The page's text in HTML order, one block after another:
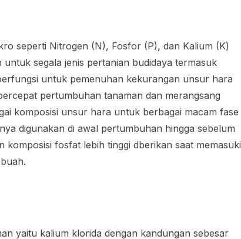
seperti Nitrogen (N), Fosfor (P), dan Kalium (K)
segala jenis pertanian budidaya termasuk
untuk pemenuhan kekurangan unsur hara
pertumbuhan tanaman dan merangsang
komposisi unsur hara untuk berbagai macam fase
digunakan di awal pertumbuhan hingga sebelum
fosfat lebih tinggi dberikan saat memasuki
yaitu kalium klorida dengan kandungan sebesar